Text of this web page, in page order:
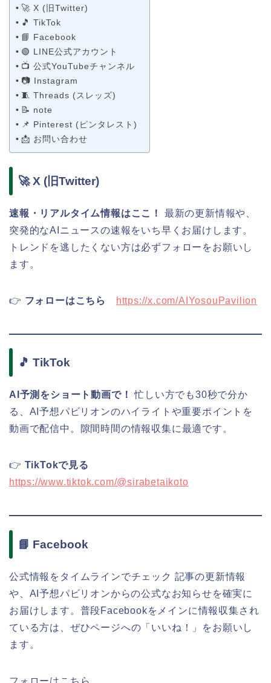
🚀 X (旧Twitter)
🎵 TikTok
📘 Facebook
🟢 LINE公式アカウント
📺 公式YouTubeチャンネル
📷 Instagram
🧵 Threads (スレッズ)
📝 note
📌 Pinterest (ピンタレスト)
📩 お問い合わせ
🚀 X (旧Twitter)
速報・リアルタイム情報はここ！
最新の更新情報や、
突発的なAIニュースの速報をいち早くお届けします。
トレンドを逃したくない方は必ずフォローをお願いし
ます。
👉 フォローはこちら https://x.com/AIYosouPavilion
🎵 TikTok
AI予測をショート動画で！ 忙しい方でも30秒で分か
る、AI予想パビリオンのハイライトや重要ポイントを
動画で配信中。隙間時間の情報収集に最適です。
👉 TikTokで見る
https://www.tiktok.com/@sirabetaikoto
📘 Facebook
公式情報をタイムラインでチェック 記事の更新情報
や、AI予想パビリオンからの公式なお知らせを確実に
お届けします。普段Facebookをメインに情報収集され
ている方は、ぜひページへの「いいね！」をお願いし
ます。
フォローはこちら